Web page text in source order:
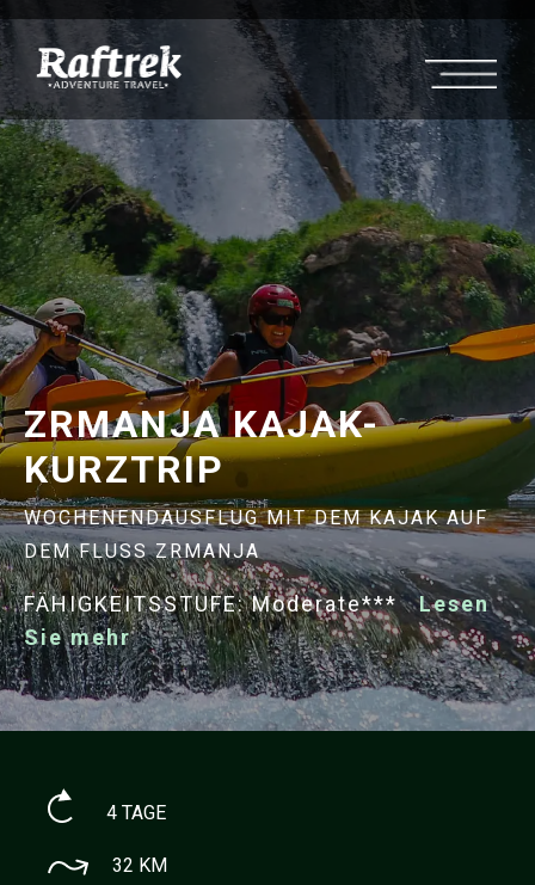
ZRMANJA KAJAK-
KURZTRIP
WOCHENENDAUSFLUG MIT DEM KAJAK AUF
DEM FLUSS ZRMANJA
FÄHIGKEITSSTUFE: Moderate***Lesen
Sie mehr
4 TAGE
32 KM